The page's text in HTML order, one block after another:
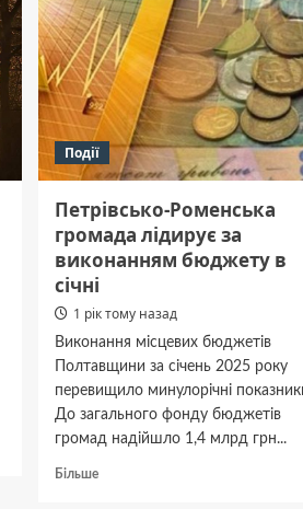
волоських
горіхів
Події
Петрівсько-Роменська
громада лідирує за
виконанням бюджету в
січні
1 рік тому назад
Виконання місцевих бюджетів
Полтавщини за січень 2025 року
перевищило минулорічні
До загального фонду бюджетів
громад надійшло 1,4 млрд грн...
БільшеДокладніше